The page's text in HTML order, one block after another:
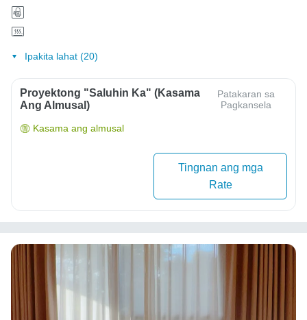
Ipakita lahat (20)
Proyektong "Saluhin Ka" (Kasama
Ang Almusal)
Patakaran sa
Pagkansela
Kasama ang almusal
Tingnan ang mga
Rate